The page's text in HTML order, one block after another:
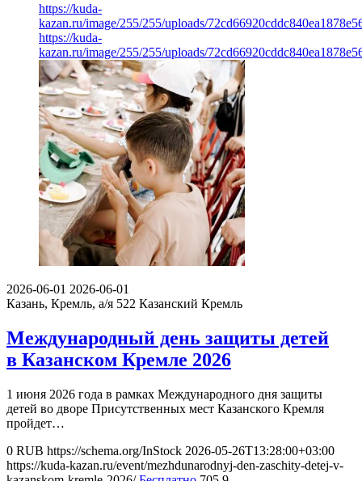
https://kuda-
kazan.ru/image/255/255/uploads/
https://kuda-
kazan.ru/image/255/255/uploads/
2026-06-01 2026-06-01
Казань, Кремль, а/я 522 Казанский Кремль
Международный день защиты детей
в Казанском Кремле 2026
1 июня 2026 года в рамках Международного дня защиты
детей во дворе Присутственных мест Казанского Кремля
пройдет…
0 RUB https://schema.org/InStock 2026-05-26T13:28:00+03:00
https://kuda-kazan.ru/event/mezhdunarodnyj-den-zaschity-detej-v-